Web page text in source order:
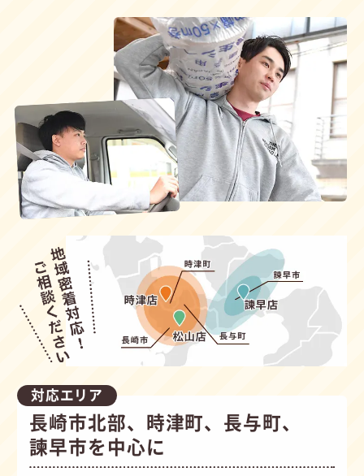
対応エリア
長崎市北部、時津町、長与町、
諫早市を中心に